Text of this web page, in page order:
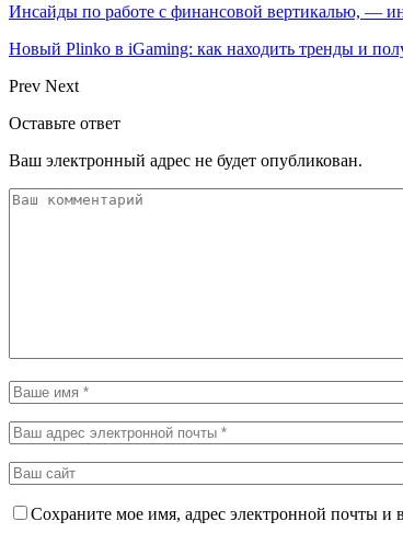
Инсайды по работе с финансовой вертикалью, —
Новый Plinko в iGaming: как находить тренды и
Prev Next
Оставьте ответ
Ваш электронный адрес не будет опубликован.
Сохраните мое имя, адрес электронной почты и